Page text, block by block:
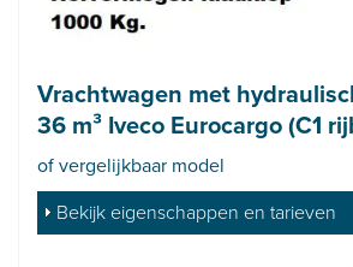
Vrachtwagen met
36 m³ Iveco Eurocargo (C1
of vergelijkbaar model
Bekijk eigenschappen en tarieven